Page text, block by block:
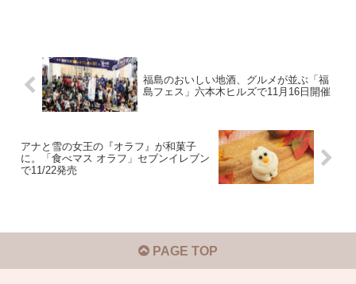
福島のおいしい地酒、グルメが並ぶ「福
島フェス」六本木ヒルズで11月16日開催
アナと雪の女王の『オラフ』が和菓子
に。「食べマス オラフ」セブンイレブン
で11/22発売
PAGE TOP